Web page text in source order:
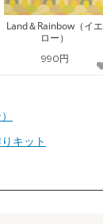
Land＆Rainbow（イエ
ロー）
990円
キット